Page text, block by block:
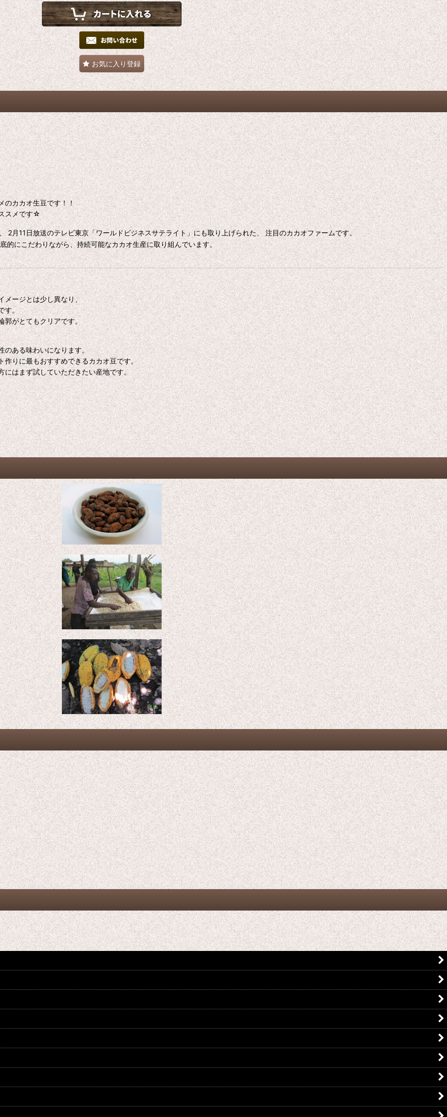
お気に入り登録
のカカオ生豆です！！
スメです☆
2月11日放送のテレビ東京「ワールドビジネスサテライト」にも取り上げられた、 注目のカカオファームです。
的にこだわりながら、持続可能なカカオ生産に取り組んでいます。
メージとは少し異なり、
す。
郭がとてもクリアです。
のある味わいになります。
作りに最もおすすめできるカカオ豆です。
にはまず試していただきたい産地です。